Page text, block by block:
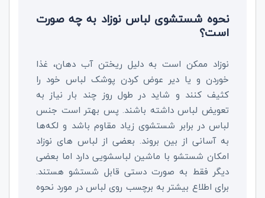
نحوه شستشوی لباس نوزاد به چه صورت
است؟
نوزاد ممکن است به دلیل ریختن آب دهان، غذا
خوردن و یا دیر عوض کردن پوشک لباس خود را
کثیف کنند و شاید در طول روز چند بار نیاز به
تعویض لباس داشته باشند. پس بهتر است جنس
لباس در برابر شستشوی زیاد مقاوم باشد و لکه‌ها
به آسانی از بین بروند. بعضی از لباس‌ های نوزاد
امکان شستشو با ماشین لباسشویی دارد اما بعضی
دیگر فقط به صورت دستی قابل شستشو هستند.
برای اطلاع بیشتر به برچسب روی لباس در مورد نحوه